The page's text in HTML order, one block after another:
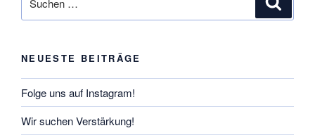
im
10aRium“
nach:
NEUESTE BEITRÄGE
Folge uns auf Instagram!
Wir suchen Verstärkung!